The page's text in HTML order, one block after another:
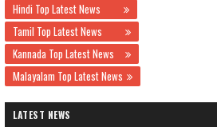
Hindi Top Latest News
Tamil Top Latest News
Kannada Top Latest News
Malayalam Top Latest News
LATEST NEWS